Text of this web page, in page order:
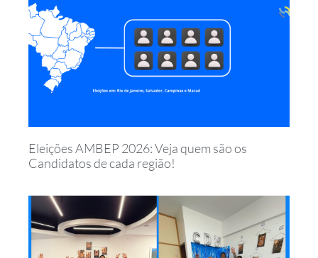
Eleições AMBEP 2026: Veja quem são os
Candidatos de cada região!